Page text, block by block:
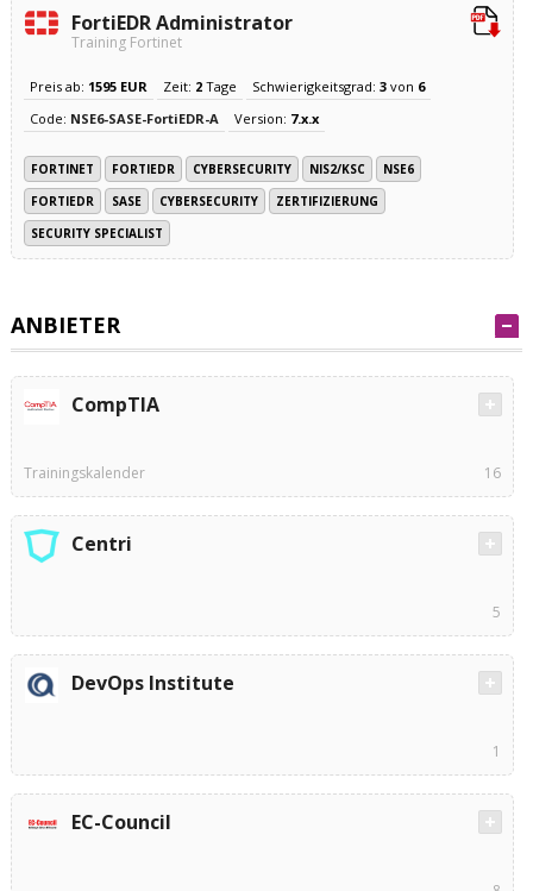
FortiEDR Administrator
Training Fortinet
Preis ab: 1595 EUR Zeit: 2Tage Schwierigkeitsgrad: 3von 6
Code: NSE6-SASE-FortiEDR-A Version: 7.x.x
FORTINET FORTIEDR CYBERSECURITY NIS2/KSC
NSE6
FORTIEDR
SASE CYBERSECURITY
ZERTIFIZIERUNG
SECURITY SPECIALIST
ANBIETER
CompTIA
Trainingskalender 16
Centri
5
DevOps Institute
1
EC-Council